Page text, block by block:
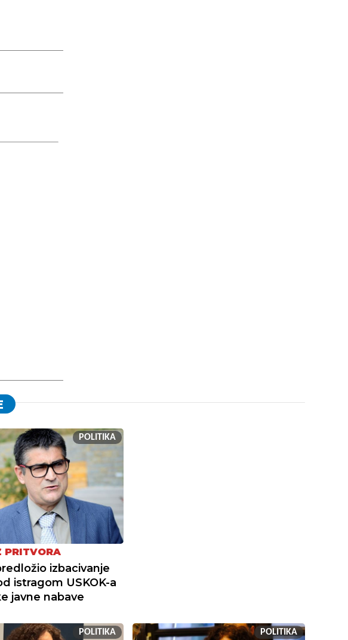
POLITIKA
PRITVORA
izbacivanje
istragom USKOK-a
javne nabave
POLITIKA POLITIKA